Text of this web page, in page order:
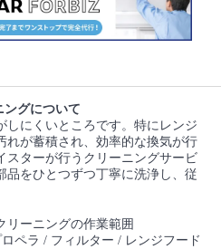
ングについて
しにくいところです。特にレンジ
れが蓄積され、効率的な換気が行
スターが行うクリーニングサービ
品をひとつずつ丁寧に洗浄し、従
ーニングの作業範囲
ペラ / フィルター / レンジフード